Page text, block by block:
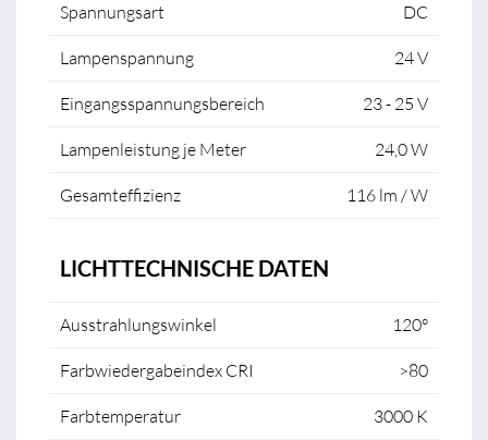
Spannungsart DC
Lampenspannung 24 V
Eingangsspannungsbereich 23 - 25 V
Lampenleistung je Meter 24,0 W
Gesamteffizienz 116 lm / W
LICHTTECHNISCHE DATEN
Ausstrahlungswinkel 120°
Farbwiedergabeindex CRI >80
Farbtemperatur 3000 K